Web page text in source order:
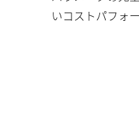
いコストパフォ